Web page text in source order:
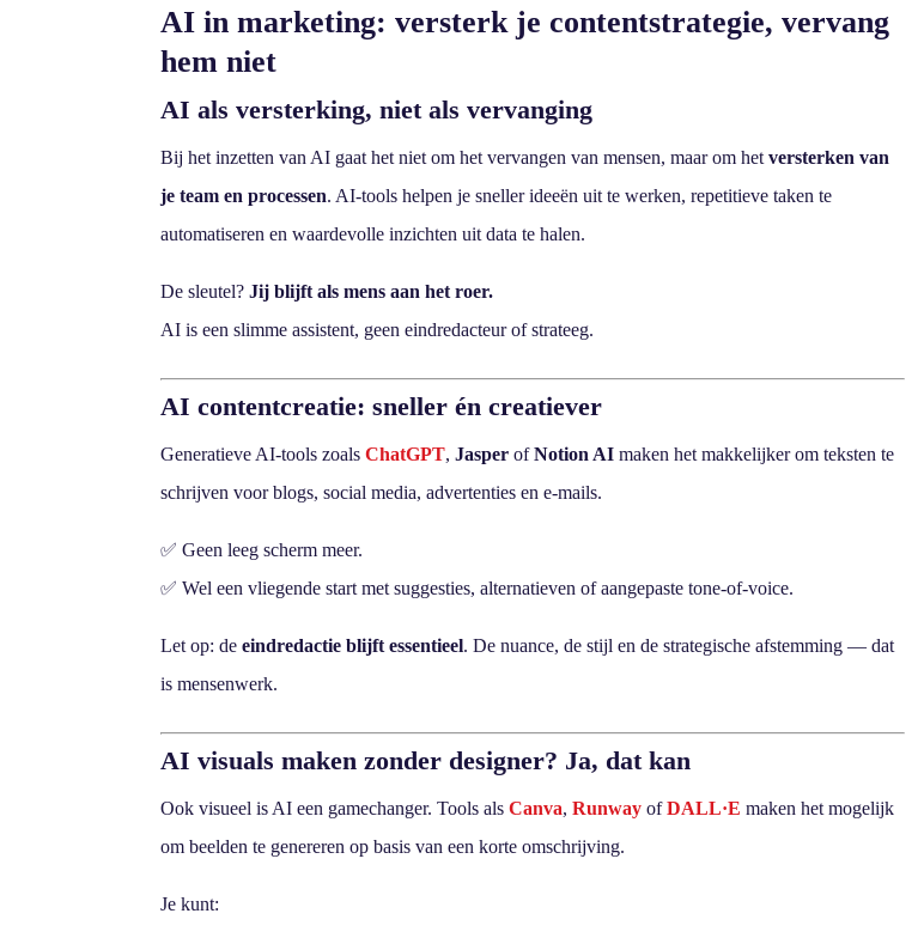
AI in marketing: versterk je contentstrategie, vervang
hem niet
AI als versterking, niet als vervanging
Bij het inzetten van AI gaat het niet om het vervangen van mensen, maar om hetversterken van
je team en processen. AI-tools helpen je sneller ideeën uit te werken, repetitieve taken te
automatiseren en waardevolle inzichten uit data te halen.
De sleutel?Jij blijft als mens aan het roer.
AI is een slimme assistent, geen eindredacteur of strateeg.
AI contentcreatie: sneller én creatiever
Generatieve AI-tools zoalsChatGPT,Jasper ofNotion AI maken het makkelijker om teksten te
schrijven voor blogs, social media, advertenties en e-mails.
✅ Geen leeg scherm meer.
✅ Wel een vliegende start met suggesties, alternatieven of aangepaste tone-of-voice.
Let op: deeindredactie blijft essentieel. De nuance, de stijl en de strategische afstemming — dat
is mensenwerk.
AI visuals maken zonder designer? Ja, dat kan
Ook visueel is AI een gamechanger. Tools alsCanva,Runway ofDALL·E maken het mogelijk
om beelden te genereren op basis van een korte omschrijving.
Je kunt: